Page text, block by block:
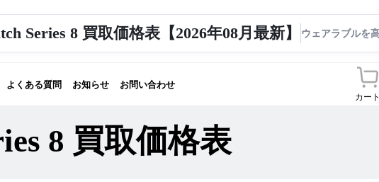
Series 8 買取価格表【2026年08月最新】
よくある質問 お知らせ お問い合わせ
カート
8 買取価格表